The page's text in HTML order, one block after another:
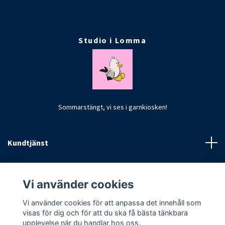
Studio i Lomma
Sommarstängt, vi ses i garnkiosken!
Kundtjänst
Vi använder cookies
Vi använder cookies för att anpassa det innehåll som
visas för dig och för att du ska få bästa tänkbara
upplevelse när du handlar hos oss.